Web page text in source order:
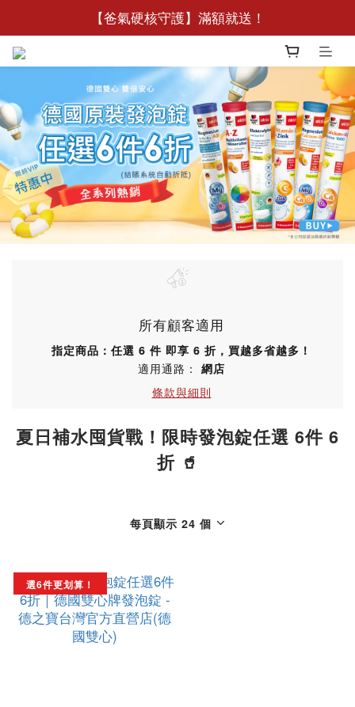
🧧【新客限定】加入德之寶Line好友領188元優惠券
【爸氣硬核守護】滿額就送！
🧧【新客限定】加入德之寶Line好友領188元優惠券
所有顧客適用
指定商品：任選 6 件 即享 6 折，買越多省越多！
適用通路： 網店
條款與細則
夏日補水囤貨戰！限時發泡錠任選 6件 6
折 🥤
每頁顯示 24 個
選6件更划算！